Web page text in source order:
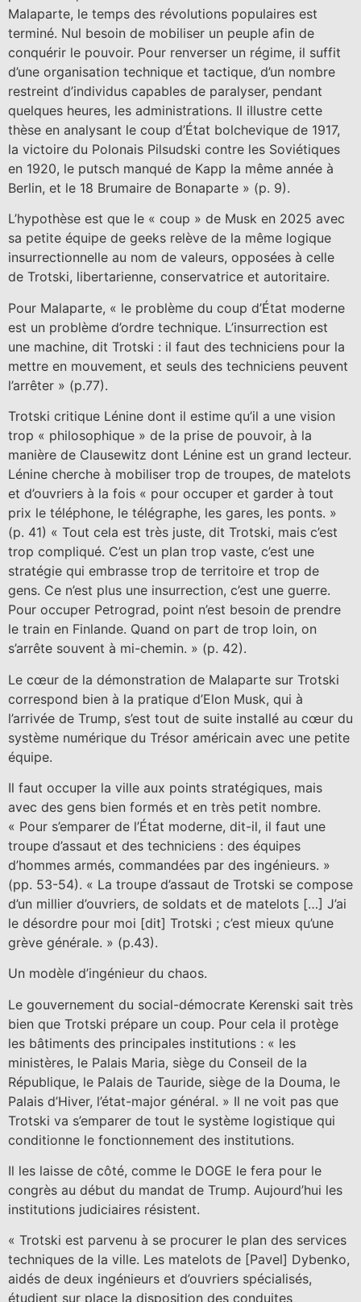
Malaparte, le temps des révolutions populaires est
terminé. Nul besoin de mobiliser un peuple afin de
conquérir le pouvoir. Pour renverser un régime, il suffit
d’une organisation technique et tactique, d’un nombre
restreint d’individus capables de paralyser, pendant
quelques heures, les administrations. Il illustre cette
thèse en analysant le coup d’État bolchevique de 1917,
la victoire du Polonais Pilsudski contre les Soviétiques
en 1920, le putsch manqué de Kapp la même année à
Berlin, et le 18 Brumaire de Bonaparte » (p. 9).
L’hypothèse est que le « coup » de Musk en 2025 avec
sa petite équipe de geeks relève de la même logique
insurrectionnelle au nom de valeurs, opposées à celle
de Trotski, libertarienne, conservatrice et autoritaire.
Pour Malaparte, « le problème du coup d’État moderne
est un problème d’ordre technique. L’insurrection est
une machine, dit Trotski : il faut des techniciens pour la
mettre en mouvement, et seuls des techniciens peuvent
l’arrêter » (p.77).
Trotski critique Lénine dont il estime qu’il a une vision
trop « philosophique » de la prise de pouvoir, à la
manière de Clausewitz dont Lénine est un grand lecteur.
Lénine cherche à mobiliser trop de troupes, de matelots
et d’ouvriers à la fois « pour occuper et garder à tout
prix le téléphone, le télégraphe, les gares, les ponts. »
(p. 41) « Tout cela est très juste, dit Trotski, mais c’est
trop compliqué. C’est un plan trop vaste, c’est une
stratégie qui embrasse trop de territoire et trop de
gens. Ce n’est plus une insurrection, c’est une guerre.
Pour occuper Petrograd, point n’est besoin de prendre
le train en Finlande. Quand on part de trop loin, on
s’arrête souvent à mi-chemin. » (p. 42).
Le cœur de la démonstration de Malaparte sur Trotski
correspond bien à la pratique d’Elon Musk, qui à
l’arrivée de Trump, s’est tout de suite installé au cœur du
système numérique du Trésor américain avec une petite
équipe.
Il faut occuper la ville aux points stratégiques, mais
avec des gens bien formés et en très petit nombre.
« Pour s’emparer de l’État moderne, dit-il, il faut une
troupe d’assaut et des techniciens : des équipes
d’hommes armés, commandées par des ingénieurs. »
(pp. 53-54). « La troupe d’assaut de Trotski se compose
d’un millier d’ouvriers, de soldats et de matelots […] J’ai
le désordre pour moi [dit] Trotski ; c’est mieux qu’une
grève générale. » (p.43).
Un modèle d’ingénieur du chaos.
Le gouvernement du social-démocrate Kerenski sait très
bien que Trotski prépare un coup. Pour cela il protège
les bâtiments des principales institutions : « les
ministères, le Palais Maria, siège du Conseil de la
République, le Palais de Tauride, siège de la Douma, le
Palais d’Hiver, l’état-major général. » Il ne voit pas que
Trotski va s’emparer de tout le système logistique qui
conditionne le fonctionnement des institutions.
Il les laisse de côté, comme le DOGE le fera pour le
congrès au début du mandat de Trump. Aujourd’hui les
institutions judiciaires résistent.
« Trotski est parvenu à se procurer le plan des services
techniques de la ville. Les matelots de [Pavel] Dybenko,
aidés de deux ingénieurs et d’ouvriers spécialisés,
étudient sur place la disposition des conduites